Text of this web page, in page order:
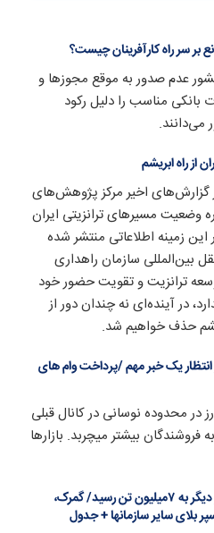
بر سر راه کارآفرینان چیست؟
عدم صدور به موقع مجوز‌ها و
بانکی مناسب را دلیل رکود
می‌دانند.
از راه ابریشم
گزارش‌های اخیر مرکز پژوهش‌های
وضعیت مسیرهای ترانزیتی ایران
زمینه اطلاعاتی منتشر شده
بین‌المللی سازمان راهداری
ترانزیت و تقویت حضور خود
در آینده‌ای نه چندان دور از
حذف خواهیم شد.
انتظار یک خبر مهم /پرداخت وام های
در محدوده نوسانی در کانال قبلی
فروشندگان بیشتر میچربد. بازارها
رسوب کالا بار دیگر به ۷میلیون تن رسید/ گمرک،
سپر بلای سایر سازمانها + جدول